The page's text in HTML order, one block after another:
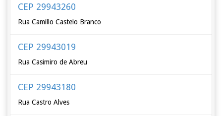
CEP 29943260
Rua Camillo Castelo Branco
CEP 29943019
Rua Casimiro de Abreu
CEP 29943180
Rua Castro Alves